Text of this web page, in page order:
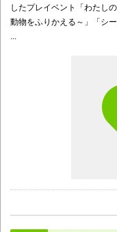
したプレイベント「わたし
動物をふりかえる～」「シ